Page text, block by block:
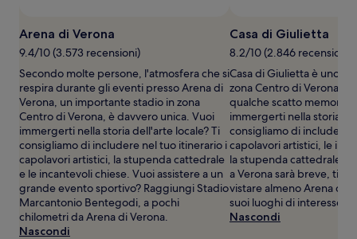
previste
condizioni
aggiuntive.
Arena di Verona
9.4/10 (3.573 recensioni)
Secondo molte persone, l'atmosfera che si
respira durante gli eventi presso Arena di
Verona, un importante stadio in zona
Centro di Verona, è davvero unica. Vuoi
immergerti nella storia dell'arte locale? Ti
consigliamo di includere nel tuo itinerario i
capolavori artistici, la stupenda cattedrale
e le incantevoli chiese. Vuoi assistere a un
grande evento sportivo? Raggiungi Stadio
Marcantonio Bentegodi, a pochi
chilometri da Arena di Verona.
Nascondi
©2012 - Enzo Bassotto∂
Casa di Giulietta
8.2/10 (2.846 recensioni)
Casa di Giulietta è uno
zona Centro di Verona
qualche scatto
immergerti nella storia
consigliamo di includere
capolavori artistici, le
la stupenda cattedrale.
a Verona sarà breve, ti
vistare almeno Arena di
suoi luoghi di interesse
Nascondi